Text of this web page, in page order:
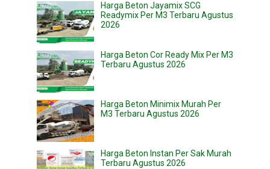
Harga Beton Jayamix SCG
Readymix Per M3 Terbaru Agustus
2026
Harga Beton Cor Ready Mix Per M3
Terbaru Agustus 2026
Harga Beton Minimix Murah Per
M3 Terbaru Agustus 2026
Harga Beton Instan Per Sak Murah
Terbaru Agustus 2026